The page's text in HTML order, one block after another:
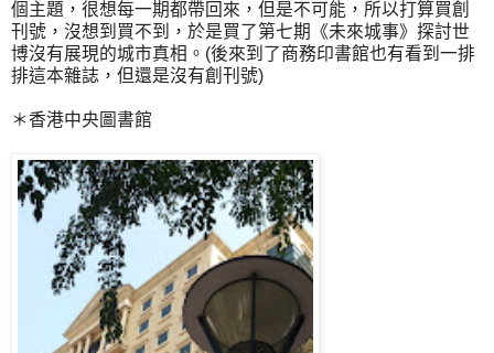
個主題，很想每一期都帶回來，但是不可能，所以打算買創
刊號，沒想到買不到，於是買了第七期《未來城事》探討世
博沒有展現的城市真相。(後來到了商務印書館也有看到一排
排這本雜誌，但還是沒有創刊號)
＊香港中央圖書館